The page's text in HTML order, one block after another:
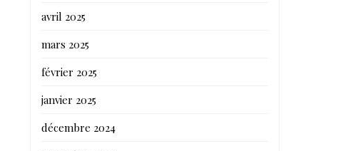
avril 2025
mars 2025
février 2025
janvier 2025
décembre 2024